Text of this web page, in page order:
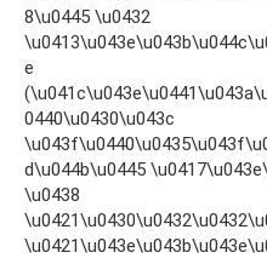
8\u0445 \u0432
e
0440\u0430\u043c
d\u044b\u0445
\u0438